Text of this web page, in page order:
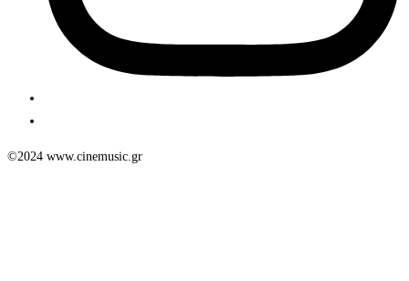
©2024 www.cinemusic.gr